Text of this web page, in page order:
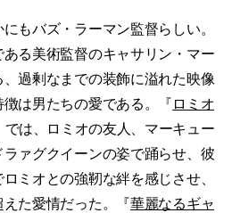
もバズ・ラーマン監督らしい。
る美術監督のキャサリン・マー
過剰なまでの装飾に溢れた映像
は男たちの愛である。『 ロミオ
では、ロミオの友人、マーキュー
ァグクイーンの姿で踊らせ、彼
ミオとの強靭な絆を感じさせ、
た愛情だった。『華麗なるギャ